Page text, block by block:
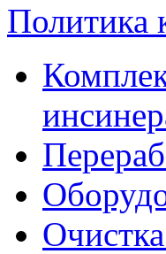
Политика